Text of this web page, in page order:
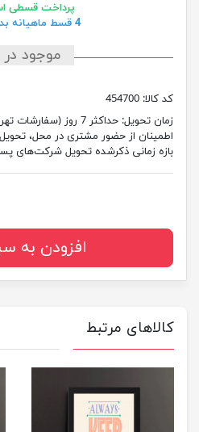
پرداخت قسطی
4 قسط ماهیانه بدون کارمزد
موجود در
کد کالا: 454700
زمان تحویل:
حداکثر 7 روز
اطمینان از حضور مشتری در محل،
بازه زمانی ذکرشده تحویل شرکت‌های
افزودن به
کالاهای مرتبط